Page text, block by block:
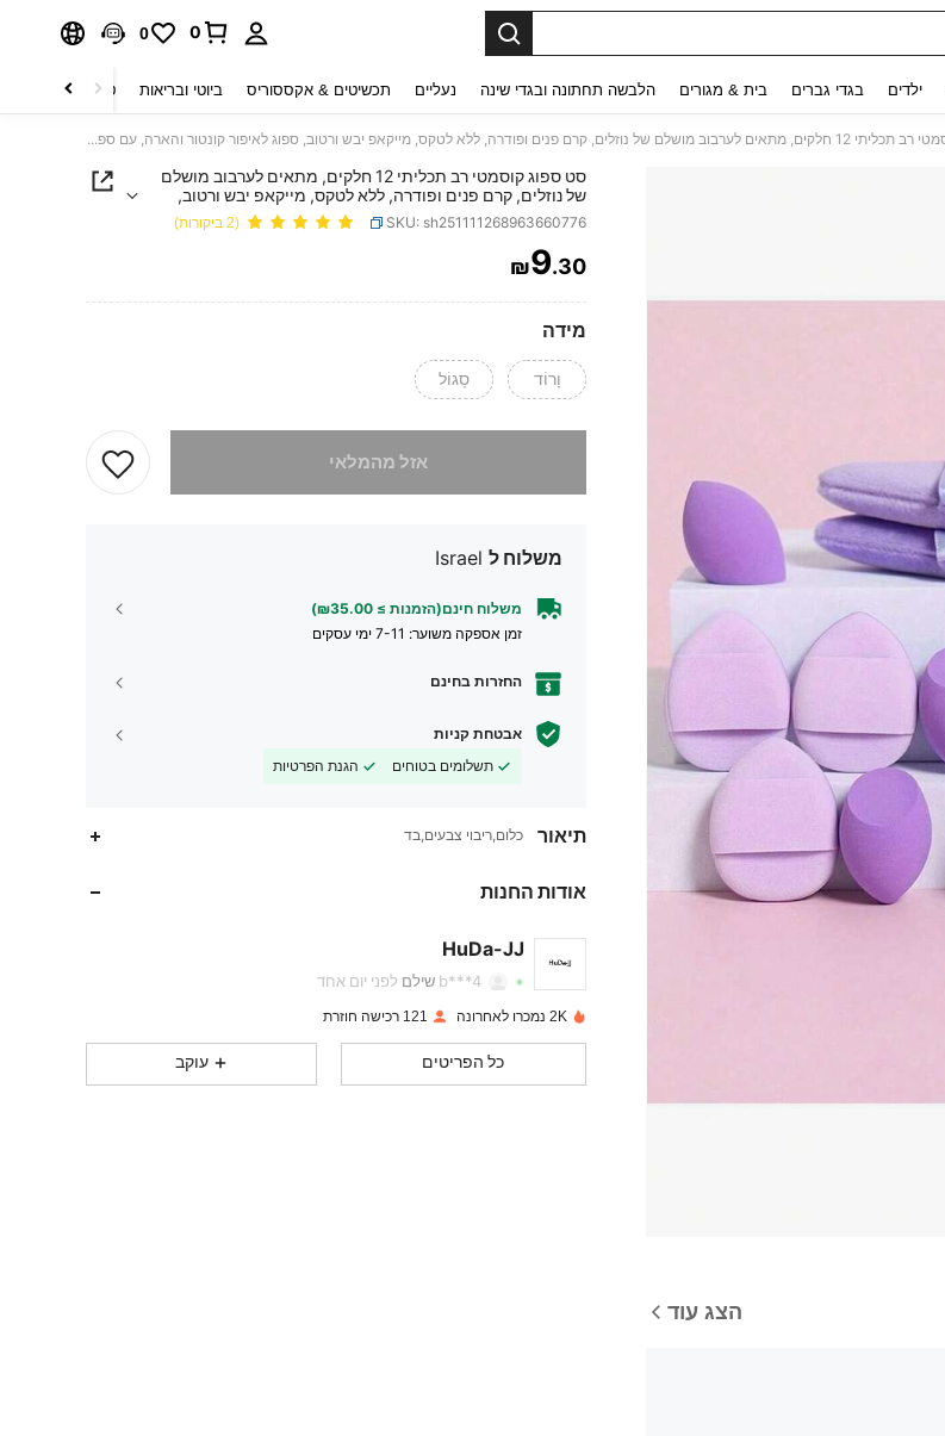
0
0
ילדים בגדי גברים בית & מגורים הלבשה תחתונה ובגדי שינה נעליים תכשיטים & אקססוריס ביוטי ובריאות טקסטיל לבית
סט ספוג קוסמטי רב תכליתי 12 חלקים, מתאים לערבוב מושלם של נוזלים, קרם פנים ופודרה, ללא לטקס, מייקאפ יבש ורטוב, ספוג לאיפור קונטור והארה, עם ספוג מיניאטורי לאיפור, מתאים לכל סוגי העור
הצג עוד
סט ספוג קוסמטי רב תכליתי 12 חלקים, מתאים לערבוב מושלם
של נוזלים, קרם פנים ופודרה, ללא לטקס, מייקאפ יבש ורטוב,
ספוג לאיפור קונטור והארה, עם ספוג מיניאטורי לאיפור, מתאים
לכל סוגי העור
SKU: sh251111268963660776 (2 ביקורות)
PRICE AND AVAILABILITY
₪9.30
מידה
וָרוֹד סָגוֹל
אזל מהמלאי
משלוח ל Israel
משלוח חינם(הזמנות ≥ ₪35.00)
זמן אספקה ​​משוער: 7-11 ימי עסקים
החזרות בחינם
אבטחת קניות
תשלומים בטוחים
הגנת הפרטיות
תיאור כלום,ריבוי צבעים,בד
אודות החנות
HuDa-JJ
4.81
b***4 שילם לפני יום אחד
4.81
3
76
4.81
3
2K נמכרו לאחרונה 121 רכישה חוזרת
כל הפריטים עוקב